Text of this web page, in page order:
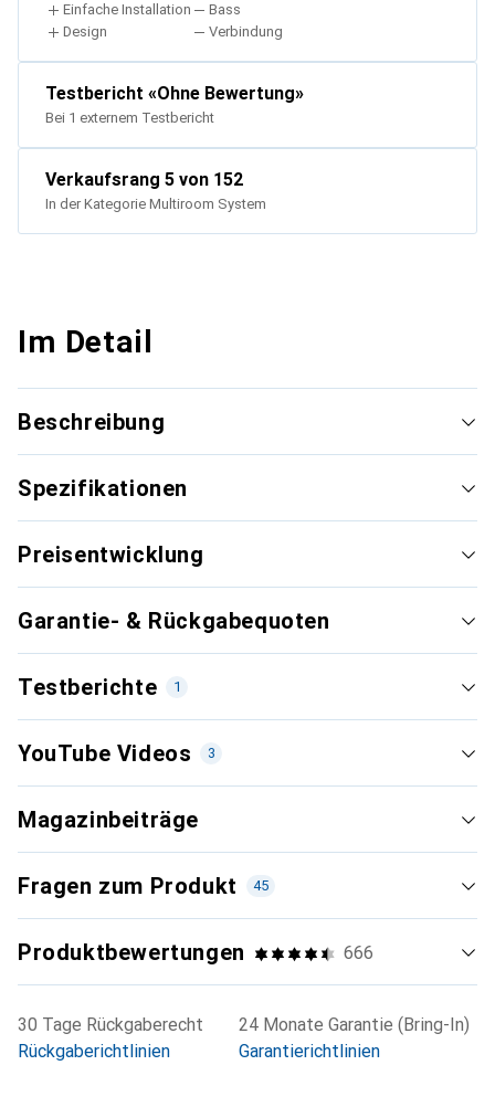
Einfache Installation
Design
Bass
Verbindung
Testbericht «Ohne Bewertung»
Bei 1 externem Testbericht
Verkaufsrang 5 von 152
In der Kategorie Multiroom System
Im Detail
Beschreibung
Spezifikationen
Preisentwicklung
Garantie- & Rückgabequoten
Testberichte 1
Neueste
Ohne Bewertung
Keine Bewertung i
Spiegel Tests Soundbars unter 1000 Euro im Test
Veröffentlichung Juni 2025
Lässt sich in ein Sonos-System einbinden
Klein, leicht und optisch dezent
YouTube Videos 3
Magazinbeiträge
Fragen zum Produkt 45
Produktbewertungen 666
30 Tage Rückgaberecht
Rückgaberichtlinien
24 Monate Garantie (Bring-In)
Garantierichtlinien